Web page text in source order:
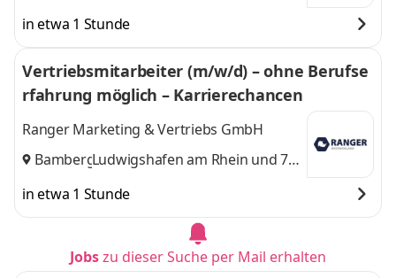
in etwa 1 Stunde
Vertriebsmitarbeiter (m/w/d) – ohne Berufse
rfahrung möglich – Karrierechancen
Ranger Marketing & Vertriebs GmbH
Bamberg,
Ludwigshafen am Rhein und 7
in etwa 1 Stunde
Jobszu dieser Suche per Mail erhalten